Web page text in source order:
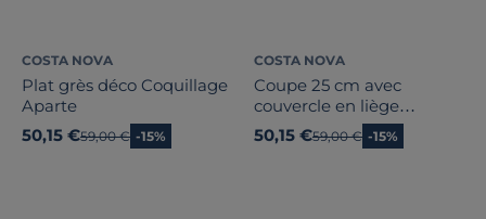
COSTA NOVA
Plat grès déco Coquillage
Aparte
50,15 €Ancien prix
59,00 € -15%
COSTA NOVA
Coupe 25 cm avec
couvercle en liège
Redonda
50,15 €Ancien prix
59,00 € -15%